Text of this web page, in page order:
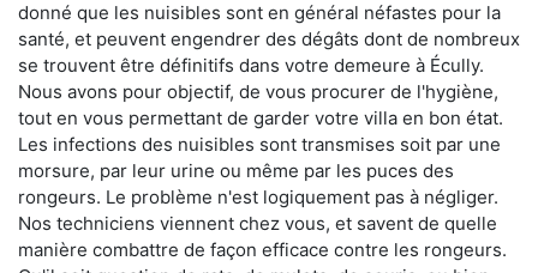
donné que les nuisibles sont en général néfastes pour la
santé, et peuvent engendrer des dégâts dont de nombreux
se trouvent être définitifs dans votre demeure à Écully.
Nous avons pour objectif, de vous procurer de l'hygiène,
tout en vous permettant de garder votre villa en bon état.
Les infections des nuisibles sont transmises soit par une
morsure, par leur urine ou même par les puces des
rongeurs. Le problème n'est logiquement pas à négliger.
Nos techniciens viennent chez vous, et savent de quelle
manière combattre de façon efficace contre les rongeurs.